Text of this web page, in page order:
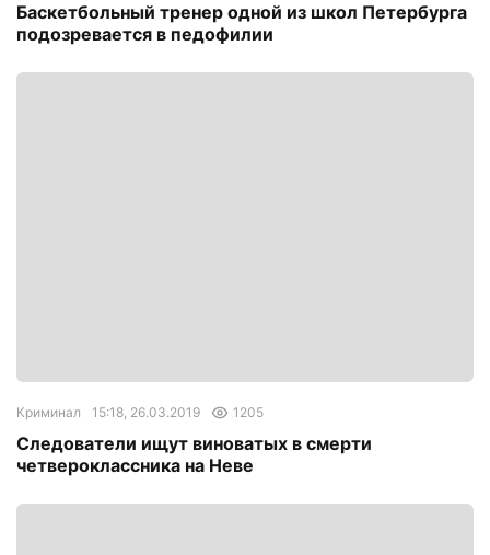
Баскетбольный тренер одной из школ Петербурга
подозревается в педофилии
Криминал 15:18, 26.03.2019 1205
Следователи ищут виноватых в смерти
четвероклассника на Неве